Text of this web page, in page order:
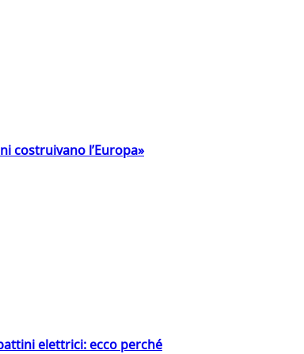
costruivano l’Europa»
elettrici: ecco perché